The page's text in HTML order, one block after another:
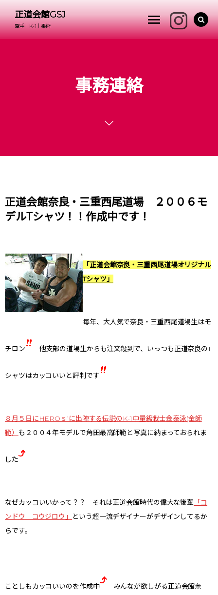
正道会館GSJ
空手｜K-1｜柔術
事務連絡
正道会館奈良・三重西尾道場 ２００６モ
デルTシャツ！！作成中です！
「正道会館奈良・三重西尾道場オリジナル
Tシャツ」
毎年、大人気で奈良・三重西尾道場生はモ
チロン 他支部の道場生からも注文殺到で、いっつも正道奈良のT
シャツはカッコいいと評判です
８月５日にHEROｓ’に出陣する伝説のK-1中量級戦士金泰泳(金師
範） も２００４年モデルで角田最高師範と写真に納まっておられま
した
なぜカッコいいかって？？ それは正道会館時代の偉大な後輩 「コ
ンドウ コウジロウ」
という超一流デザイナーがデザインしてるか
らです。
ことしもカッコいいのを作成中
みんなが欲しがる正道会館奈